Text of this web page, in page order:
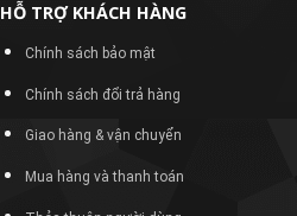
HỖ TRỢ KHÁCH HÀNG
Chính sách bảo mật
Chính sách đổi trả hàng
Giao hàng & vận chuyển
Mua hàng và thanh toán